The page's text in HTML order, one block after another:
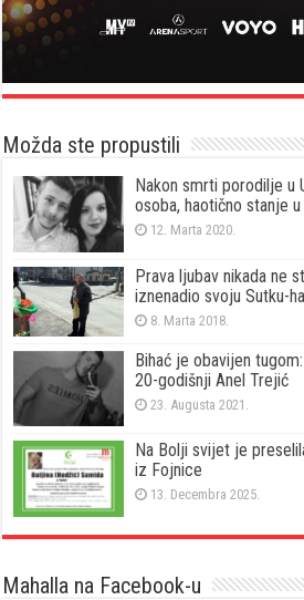
Možda ste propustili
Nakon smrti porodilje u
osoba, haotično stanje
12. Marta 2020.
Prava ljubav nikada ne
iznenadio svoju Sutku-
8. Marta 2018.
Bihać je obavijen
20-godišnji Anel Trejić
23. Augusta 2021.
Na Bolji svijet je
iz Fojnice
13. Decembra 2025.
Mahalla na Facebook-u